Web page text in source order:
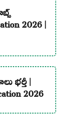
2026 |
భర్తీ |
2026